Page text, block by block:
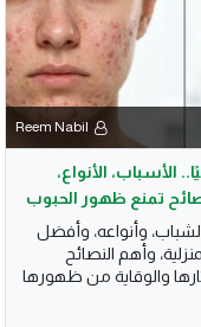
Reem Nabil
الأسباب، الأنواع،
تمنع ظهور الحبوب
وأنواعه، وأفضل
وأهم النصائح
والوقاية من ظهورها